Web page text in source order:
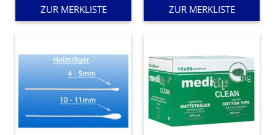
ZUR MERKLISTE ZUR MERKLISTE